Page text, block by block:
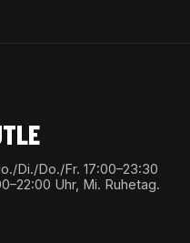
Di./Do./Fr. 17:00–23:30
Uhr, Mi. Ruhetag.